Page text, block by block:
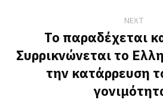
NEXT
Next
post:
Το παραδέχεται
Συρρικνώνεται το
την κατάρρευση